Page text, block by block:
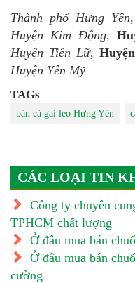
Thành phố Hưng Yên,
Huyện Kim Động,
Huyện Tiên Lữ,
Huyện Yên Mỹ
TAGs
bán cà gai leo Hưng Yên
CÁC LOẠI TIN
Công ty chuyên
TPHCM chất lượng
Ở đâu mua bán
Ở đâu mua bán
cường